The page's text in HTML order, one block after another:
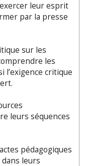
leur esprit
par la presse
sur les
les
l’exigence critique
leurs séquences
pédagogiques
leurs